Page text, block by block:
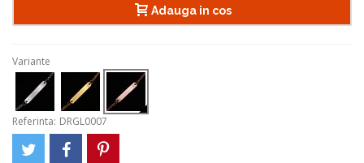
Adauga in cos
Variante
Referinta: DRGL0007